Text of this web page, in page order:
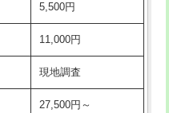
38,500円
22,000円
16,500円
22,000円+材料費
5,500円
11,000円
現地調査
27,500円～